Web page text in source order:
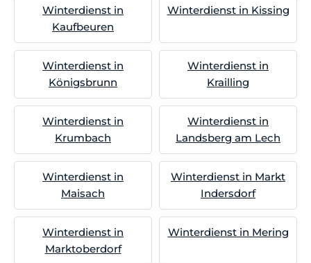
Winterdienst in
Kaufbeuren
Winterdienst in Kissing
Winterdienst in
Königsbrunn
Winterdienst in
Krailling
Winterdienst in
Krumbach
Winterdienst in
Landsberg am Lech
Winterdienst in
Maisach
Winterdienst in Markt
Indersdorf
Winterdienst in
Marktoberdorf
Winterdienst in Mering